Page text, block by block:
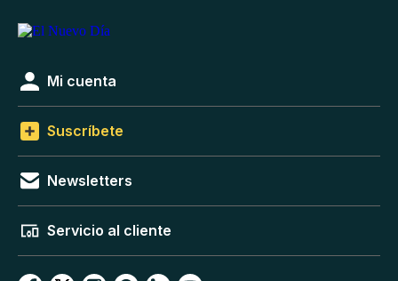
Mi cuenta
Suscríbete
Newsletters
Servicio al cliente